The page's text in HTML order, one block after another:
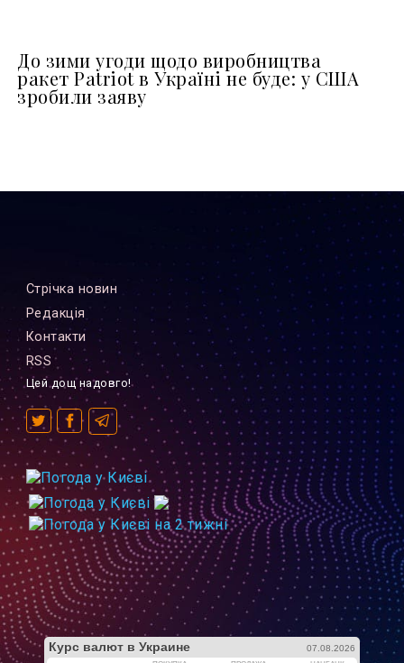
До зими угоди щодо виробництва
ракет Patriot в Україні не буде: у США
зробили заяву
Стрiчка новин
Редакцiя
Контакти
RSS
Цей дощ надовго!